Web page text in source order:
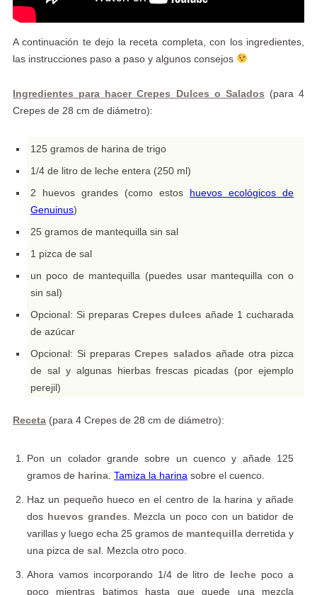
A continuación te dejo la receta completa, con los ingredientes,
las instrucciones paso a paso y algunos consejos
Ingredientes para hacer Crepes Dulces o Salados (para 4
Crepes de 28 cm de diámetro):
125 gramos de harina de trigo
1/4 de litro de leche entera (250 ml)
2 huevos grandes (como estos huevos ecológicos de
Genuinus)
25 gramos de mantequilla sin sal
1 pizca de sal
un poco de mantequilla (puedes usar mantequilla con o
sin sal)
Opcional: Si preparas Crepes dulces añade 1 cucharada
de azúcar
Opcional: Si preparasCrepes salados añade otra pizca
de sal y algunas hierbas frescas picadas (por ejemplo
perejil)
Receta(para 4 Crepes de 28 cm de diámetro):
Pon un colador grande sobre un cuenco y añade 125
gramos de harina. Tamiza la harina sobre el cuenco.
Haz un pequeño hueco en el centro de la harina y añade
dos huevos grandes . Mezcla un poco con un batidor de
varillas y luego echa 25 gramos de mantequilla derretida y
una pizca de sal . Mezcla otro poco.
Ahora vamos incorporando 1/4 de litro de leche poco a
poco mientras batimos hasta que quede una mezcla